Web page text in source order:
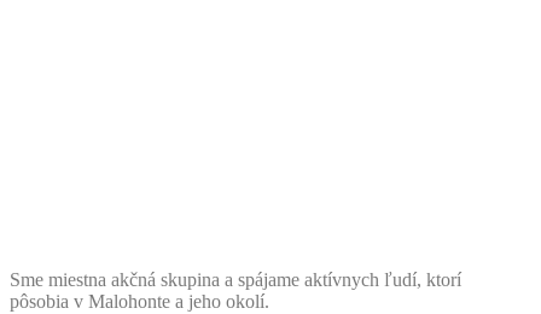
Sme miestna akčná skupina a spájame aktívnych ľudí, ktorí
pôsobia v Malohonte a jeho okolí.